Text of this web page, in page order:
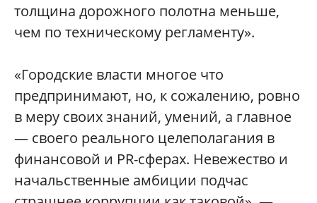
толщина дорожного полотна меньше,
чем по техническому регламенту».
«Городские власти многое что
предпринимают, но, к сожалению, ровно
в меру своих знаний, умений, а главное
— своего реального целеполагания в
финансовой и PR-сферах. Невежество и
начальственные амбиции подчас